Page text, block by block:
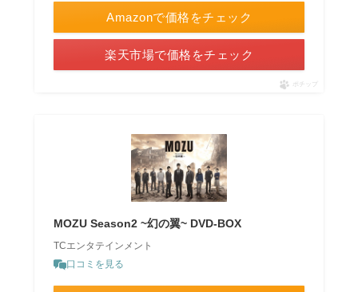
Amazonで価格をチェック
楽天市場で価格をチェック
ポチップ
MOZU Season2 ~幻の翼~ DVD-BOX
TCエンタテインメント
口コミを見る